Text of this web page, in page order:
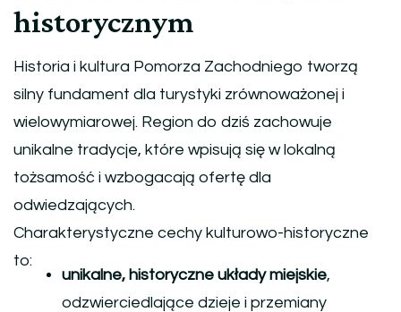
historycznym
Historia i kultura Pomorza Zachodniego tworzą
silny fundament dla turystyki zrównoważonej i
wielowymiarowej. Region do dziś zachowuje
unikalne tradycje, które wpisują się w lokalną
tożsamość i wzbogacają ofertę dla
odwiedzających.
Charakterystyczne cechy kulturowo-historyczne
to:
unikalne, historyczne układy miejskie,
odzwierciedlające dzieje i przemiany